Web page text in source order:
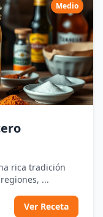
Medio
rica tradición
...
Ver Receta